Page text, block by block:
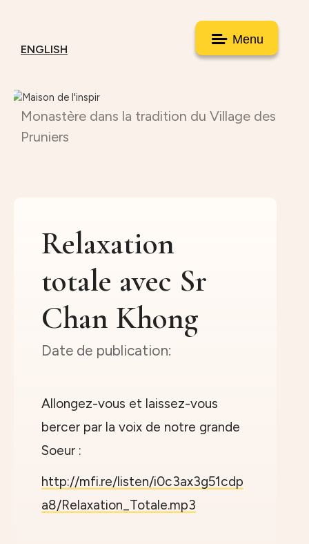
Menu
ENGLISH
Monastère dans la tradition du Village des
Pruniers
Relaxation
totale avec Sr
Chan Khong
Allongez-vous et laissez-vous
bercer par la voix de notre grande
Soeur :
http://mfi.re/listen/i0c3ax3g51cdp
a8/Relaxation_Totale.mp3